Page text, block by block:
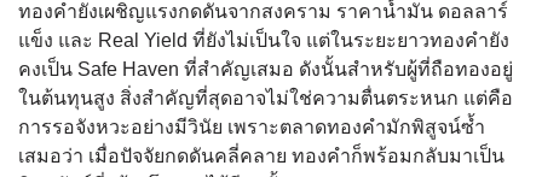
ทองคำยังเผชิญแรงกดดันจากสงคราม ราคาน้ำมัน ดอลลาร์
แข็ง และ Real Yield ที่ยังไม่เป็นใจ แต่ในระยะยาวทองคำยัง
คงเป็น Safe Haven ที่สำคัญเสมอ ดังนั้นสำหรับผู้ที่ถือทองอยู่
ในต้นทุนสูง สิ่งสำคัญที่สุดอาจไม่ใช่ความตื่นตระหนก แต่คือ
การรอจังหวะอย่างมีวินัย เพราะตลาดทองคำมักพิสูจน์ซ้ำ
เสมอว่า เมื่อปัจจัยกดดันคลี่คลาย ทองคำก็พร้อมกลับมาเป็น